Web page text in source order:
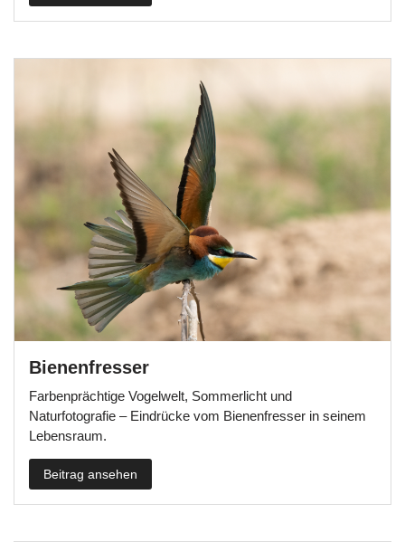
Bienenfresser
Farbenprächtige Vogelwelt, Sommerlicht und
Naturfotografie – Eindrücke vom Bienenfresser in seinem
Lebensraum.
Beitrag ansehen